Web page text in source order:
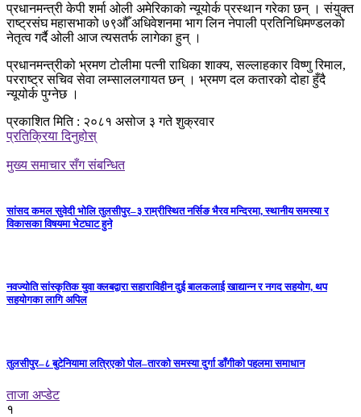
प्रधानमन्त्री केपी शर्मा ओली अमेरिकाको न्यूयोर्क प्रस्थान गरेका छन् । संयुक्त
राष्ट्रसंघ महासभाको ७९औँ अधिवेशनमा भाग लिन नेपाली प्रतिनिधिमण्डलको
नेतृत्व गर्दै ओली आज त्यसतर्फ लागेका हुन् ।
प्रधानमन्त्रीको भ्रमण टोलीमा पत्नी राधिका शाक्य, सल्लाहकार विष्णु रिमाल,
परराष्ट्र सचिव सेवा लम्साललगायत छन् । भ्रमण दल कतारको दोहा हुँदै
न्यूयोर्क पुग्नेछ ।
प्रकाशित मिति : २०८१ असोज ३ गते शुक्रवार
प्रतिक्रिया दिनुहोस्
मुख्य समाचार सँग संबन्धित
सांसद कमल सुवेदी भोलि तुलसीपुर–३ राम्रीस्थित नर्सिङ भैरव मन्दिरमा, स्थानीय समस्या र
विकासका विषयमा भेटघाट हुने
नवज्योति सांस्कृतिक युवा क्लबद्वारा सहाराविहीन दुई बालकलाई खाद्यान्न र नगद सहयोग, थप
सहयोगका लागि अपिल
तुलसीपुर–८ बुटेनियामा लत्रिएको पोल–तारको समस्या दुर्गा डाँगीको पहलमा समाधान
ताजा अप्डेट
१